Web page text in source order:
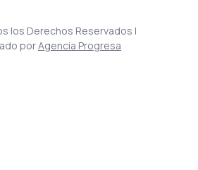
los Derechos Reservados |
porAgencia Progresa